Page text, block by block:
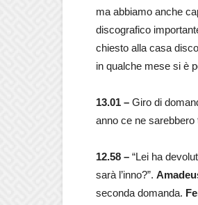
ma abbiamo anche
discografico
chiesto alla casa
in qualche mese si è
13.01 – Giro di
anno ce ne sarebbero
12.58 – “Lei ha
sarà l’inno?”.
seconda domanda.